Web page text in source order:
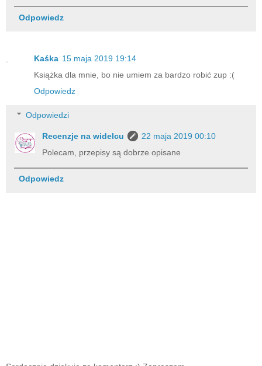
Odpowiedz
Kaśka 15 maja 2019 19:14
Książka dla mnie, bo nie umiem za bardzo robić zup :(
Odpowiedz
Odpowiedzi
Recenzje na widelcu
22 maja 2019 00:10
Polecam, przepisy są dobrze opisane
Odpowiedz